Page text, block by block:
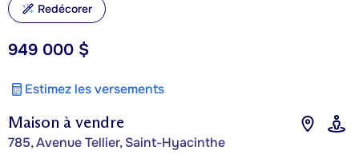
Maison à vendre
785, Avenue Tellier, Saint-Hyacinthe
949 000 $
Estimez les versements
Redécorer